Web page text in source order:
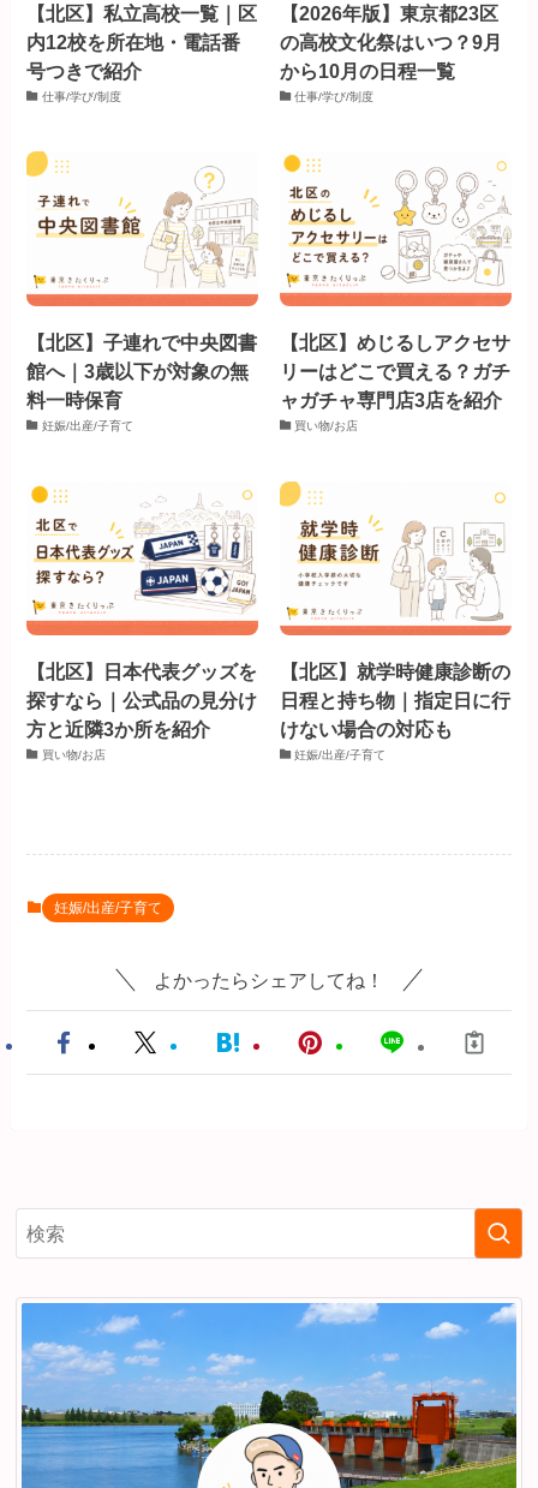
【北区】私立高校一覧｜区
内12校を所在地・電話番
号つきで紹介
仕事/学び/制度
【2026年版】東京都23区
の高校文化祭はいつ？9月
から10月の日程一覧
仕事/学び/制度
【北区】子連れで中央図書
館へ｜3歳以下が対象の無
料一時保育
妊娠/出産/子育て
【北区】めじるしアクセサ
リーはどこで買える？ガチ
ャガチャ専門店3店を紹介
買い物/お店
【北区】日本代表グッズを
探すなら｜公式品の見分け
方と近隣3か所を紹介
買い物/お店
【北区】就学時健康診断の
日程と持ち物｜指定日に行
けない場合の対応も
妊娠/出産/子育て
妊娠/出産/子育て
よかったらシェアしてね！